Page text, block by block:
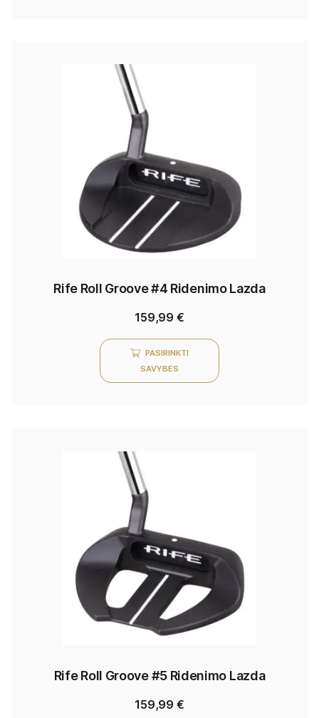
Rife Roll Groove #4 Ridenimo Lazda
159,99 €
PASIRINKTI
SAVYBES
Rife Roll Groove #5 Ridenimo Lazda
159,99 €